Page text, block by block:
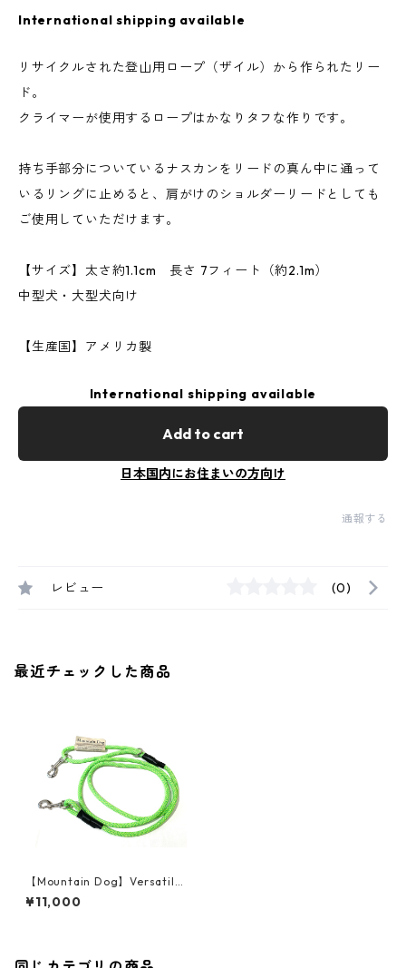
International shipping available
リサイクルされた登山用ロープ（ザイル）から作られたリー
ド。
クライマーが使用するロープはかなりタフな作りです。
持ち手部分についているナスカンをリードの真ん中に通って
いるリングに止めると、肩がけのショルダーリードとしても
ご使用していただけます。
【サイズ】太さ約1.1cm 長さ 7フィート（約2.1m）
中型犬・大型犬向け
【生産国】アメリカ製
International shipping available
Add to cart
日本国内にお住まいの方向け
通報する
レビュー (0)
最近チェックした商品
【Mountain Dog】Versatile
⑫〜㉓
¥11,000